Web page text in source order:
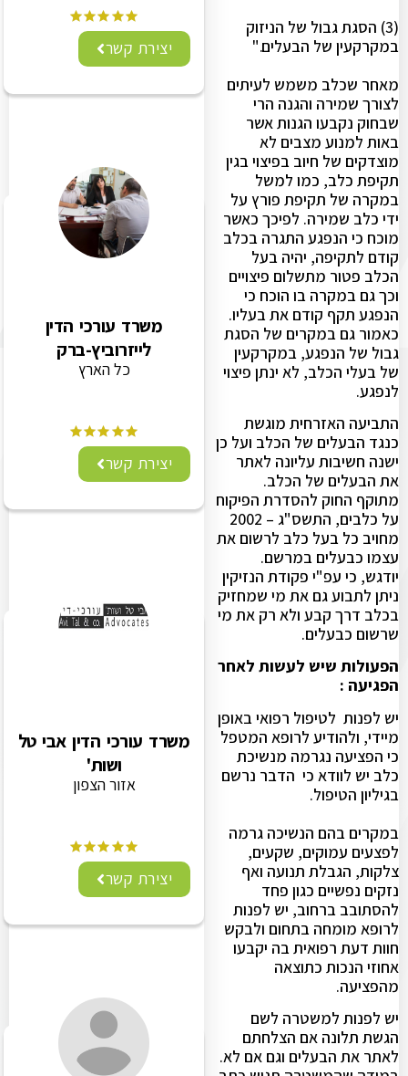
(3) הסגת גבול של הניזוק
במקרקעין של הבעלים."
מאחר שכלב משמש לעיתים
לצורך שמירה והגנה הרי
שבחוק נקבעו הגנות אשר
באות למנוע מצבים לא
מוצדקים של חיוב בפיצוי בגין
תקיפת כלב, כמו למשל
במקרה של תקיפת פורץ על
ידי כלב שמירה. לפיכך כאשר
מוכח כי הנפגע התגרה בכלב
קודם לתקיפה, יהיה בעל
הכלב פטור מתשלום פיצויים
וכך גם במקרה בו הוכח כי
הנפגע תקף קודם את בעליו.
כאמור גם במקרים של הסגת
גבול של הנפגע, במקרקעין
של בעלי הכלב, לא ינתן פיצוי
לנפגע.
התביעה האזרחית מוגשת
כנגד הבעלים של הכלב ועל כן
ישנה חשיבות עליונה לאתר
את הבעלים של הכלב.
מתוקף החוק להסדרת הפיקוח
על כלבים, התשס"ג – 2002
מחויב כל בעל כלב לרשום את
עצמו כבעלים במרשם.
יודגש, כי עפ"י פקודת הנזיקין
ניתן לתבוע גם את מי שמחזיק
בכלב דרך קבע ולא רק את מי
שרשום כבעלים.
הפעולות שיש לעשות לאחר
הפגיעה :
יש לפנות לטיפול רפואי באופן
מיידי, ולהודיע לרופא המטפל
כי הפציעה נגרמה מנשיכת
כלב יש לוודא כי הדבר נרשם
בגיליון הטיפול.
במקרים בהם הנשיכה גרמה
לפצעים עמוקים, שקעים,
צלקות, הגבלת תנועה ואף
נזקים נפשיים כגון פחד
להסתובב ברחוב, יש לפנות
לרופא מומחה בתחום ולבקש
חוות דעת רפואית בה יקבעו
אחוזי הנכות כתוצאה
מהפציעה.
יש לפנות למשטרה לשם
הגשת תלונה אם הצלחתם
לאתר את הבעלים וגם אם לא.
יצירת קשר
משרד עורכי הדין
לייזרוביץ-ברק
כל הארץ
יצירת קשר
משרד עורכי הדין אבי טל
ושות'
אזור הצפון
יצירת קשר